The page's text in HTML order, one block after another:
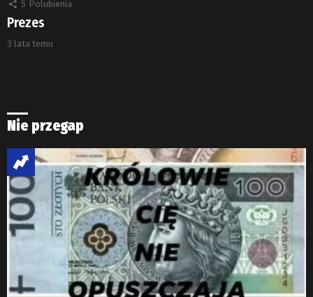
5 Polubienia
Prezes
3 lata temu
Nie przegap